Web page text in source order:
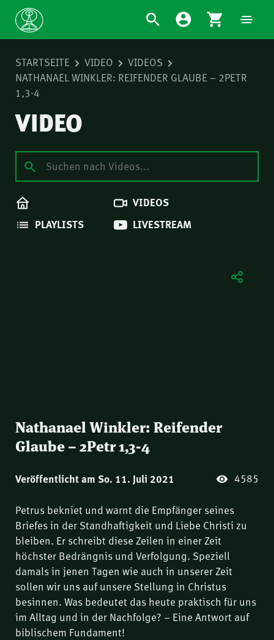
STARTSEITE VIDEO
VIDEOS
NATHANAEL WINKLER: REIFENDER GLAUBE – 2PETR
1,3-4
VIDEO
VIDEOS
PLAYLISTS
LIVESTREAM
Nathanael Winkler: Reifender
Glaube – 2Petr 1,3-4
Veröffentlicht am So. 11. Juli 2021 4585
Petrus bekniet und warnt die Empfänger seines
Briefes in der Standhaftigkeit und Liebe Christi zu
bleiben. Er schreibt diese Zeilen in einer Zeit
höchster Bedrängnis und Verfolgung. Speziell
damals in jenen Tagen wie auch in unserer Zeit
sollen wir uns auf unsere Stellung in Christus
besinnen. Was bedeutet das heute praktisch für uns
im Alltag und in der Nachfolge? – Eine Antwort auf
biblischem Fundament!